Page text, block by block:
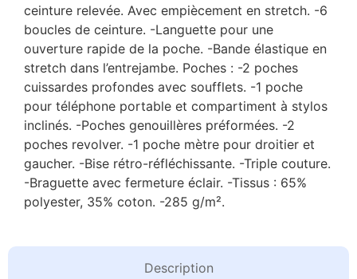
Description
ceinture relevée. Avec empiècement en stretch. -6
boucles de ceinture. -Languette pour une
ouverture rapide de la poche. -Bande élastique en
stretch dans l’entrejambe. Poches : -2 poches
cuissardes profondes avec soufflets. -1 poche
pour téléphone portable et compartiment à stylos
inclinés. -Poches genouillères préformées. -2
poches revolver. -1 poche mètre pour droitier et
gaucher. -Bise rétro-réfléchissante. -Triple couture.
-Braguette avec fermeture éclair. -Tissus : 65%
polyester, 35% coton. -285 g/m².